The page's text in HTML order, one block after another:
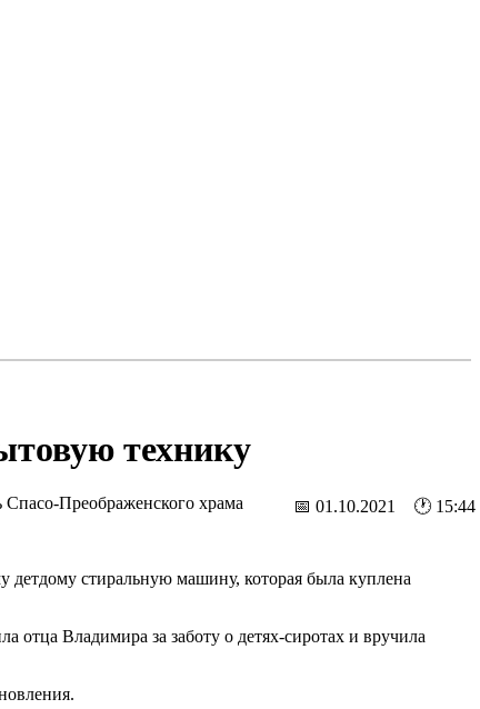
технику
📅 01.10.2021 🕐 15:44
Преображенского храма
стиральную машину, которая была куплена
отца Владимира за заботу о детях-сиротах и вручила